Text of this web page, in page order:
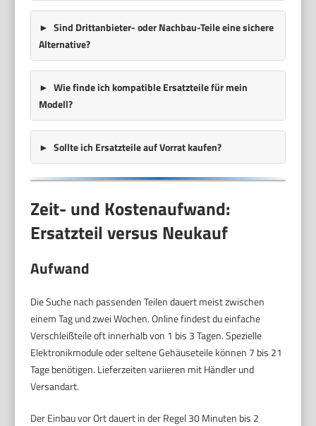
Sind Drittanbieter- oder Nachbau-Teile eine sichere
Alternative?
Wie finde ich kompatible Ersatzteile für mein
Modell?
Sollte ich Ersatzteile auf Vorrat kaufen?
Zeit- und Kostenaufwand:
Ersatzteil versus Neukauf
Aufwand
Die Suche nach passenden Teilen dauert meist zwischen
einem Tag und zwei Wochen. Online findest du einfache
Verschleißteile oft innerhalb von 1 bis 3 Tagen. Spezielle
Elektronikmodule oder seltene Gehäuseteile können 7 bis 21
Tage benötigen. Lieferzeiten variieren mit Händler und
Versandart.
Der Einbau vor Ort dauert in der Regel 30 Minuten bis 2